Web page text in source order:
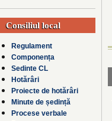
Consiliul local
Regulament
Componența
Sedinte CL
Hotărâri
Proiecte de hotărâri
Minute de ședință
Procese verbale